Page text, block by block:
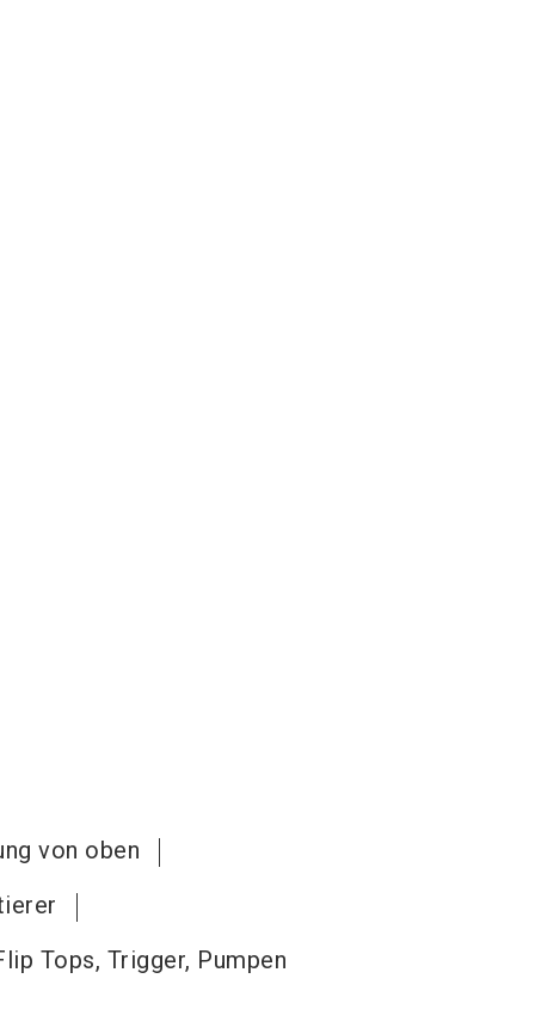
von oben
Tops, Trigger, Pumpen